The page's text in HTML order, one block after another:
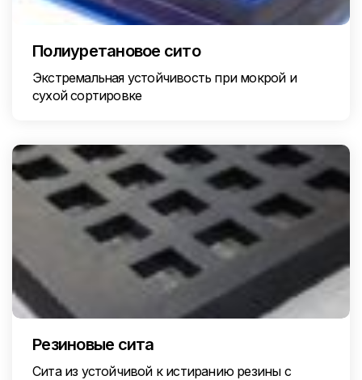
Полиуретановое сито
Экстремальная устойчивость при мокрой и
сухой сортировке
Резиновые сита
Сита из устойчивой к истиранию резины с